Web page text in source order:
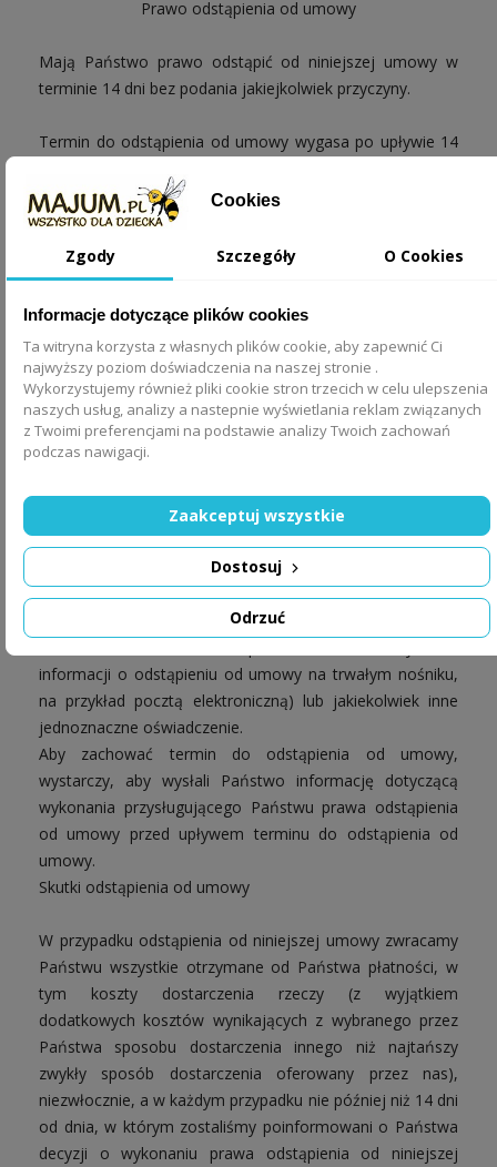
Prawo odstąpienia od umowy
Mają Państwo prawo odstąpić od niniejszej umowy w
terminie 14 dni bez podania jakiejkolwiek przyczyny.
Termin do odstąpienia od umowy wygasa po upływie 14
lub w którym osoba trzecia inna niż przewoźnik i
wskazana przez Państwa weszła w posiadanie rzeczy.
Aby skorzystać z prawa odstąpienia od umowy, muszą
siedzibą w Uniejowie, ul. Podleśna 51, 99-210 Uniejów,
690 381 122,kontakt@majum.plo swojej decyzji o
odstąpieniu od niniejszej umowy w drodze
jednoznacznego oświadczenia (na przykład pismo
wysłane pocztą, faksem lub pocztą elektroniczną).
Mogą Państwo skorzystać z wzoru formularza
Mogą Państwo również wypełnić i przesłać formularz
odstąpienia od umowy drogą elektroniczną dostępny na
naszej stronie internetowejwww.majum.pl
odstąpienia od umowy - format PDF)(jeżeli
skorzystają Państwo z tej możliwości, prześlemy
informacji o odstąpieniu od umowy na trwałym nośniku,
na przykład pocztą elektroniczną) lub jakiekolwiek inne
jednoznaczne oświadczenie.
Aby zachować termin do odstąpienia od umowy,
wystarczy, aby wysłali Państwo informację dotyczącą
wykonania przysługującego Państwu prawa odstąpienia
od umowy przed upływem terminu do odstąpienia od
umowy.
Skutki odstąpienia od umowy
W przypadku odstąpienia od niniejszej umowy zwracamy
Państwu wszystkie otrzymane od Państwa płatności, w
tym koszty dostarczenia rzeczy (z wyjątkiem
dodatkowych kosztów wynikających z wybranego przez
Państwa sposobu dostarczenia innego niż najtańszy
zwykły sposób dostarczenia oferowany przez nas),
niezwłocznie, a w każdym przypadku nie później niż 14 dni
od dnia, w którym zostaliśmy poinformowani o Państwa
decyzji o wykonaniu prawa odstąpienia od niniejszej
Cookies
Zgody Szczegóły O Cookies
Informacje dotyczące plików cookies
Ta witryna korzysta z własnych plików cookie, aby zapewnić Ci
najwyższy poziom doświadczenia na naszej stronie .
Wykorzystujemy również pliki cookie stron trzecich w celu ulepszenia
naszych usług, analizy a nastepnie wyświetlania reklam związanych
z Twoimi preferencjami na podstawie analizy Twoich zachowań
podczas nawigacji.
Odrzuć
Dostosuj
Zaakceptuj wszystkie